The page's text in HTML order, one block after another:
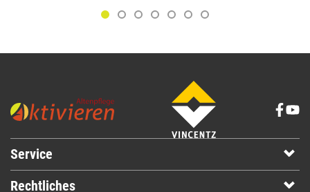
Service
Rechtliches